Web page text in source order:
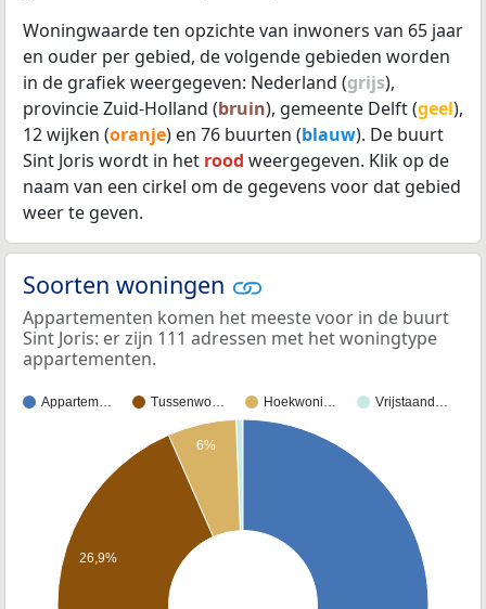
Woningwaarde ten opzichte van inwoners van 65 jaar
en ouder per gebied, de volgende gebieden worden
in de grafiek weergegeven: Nederland (grijs),
provincie Zuid-Holland (bruin), gemeente Delft (geel),
12 wijken (oranje) en 76 buurten (blauw). De buurt
Sint Joris wordt in het rood weergegeven. Klik op de
naam van een cirkel om de gegevens voor dat gebied
weer te geven.
Soorten woningen
Appartementen komen het meeste voor in de buurt
Sint Joris: er zijn 111 adressen met het woningtype
appartementen.
Appartem… Tussenwo… Hoekwoni… Vrijstaand…
6%
26,9%